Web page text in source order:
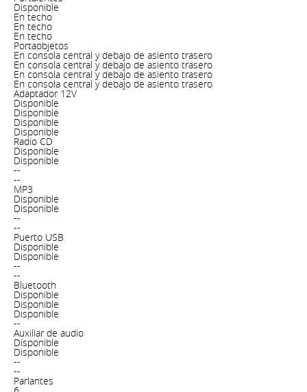
Disponible
En techo
En techo
En techo
Portaobjetos
En consola central y debajo de asiento trasero
En consola central y debajo de asiento trasero
En consola central y debajo de asiento trasero
En consola central y debajo de asiento trasero
Adaptador 12V
Disponible
Disponible
Disponible
Disponible
Radio CD
Disponible
Disponible
--
--
MP3
Disponible
Disponible
--
--
Puerto USB
Disponible
Disponible
--
--
Bluetooth
Disponible
Disponible
Disponible
--
Auxiliar de audio
Disponible
Disponible
--
--
Parlantes